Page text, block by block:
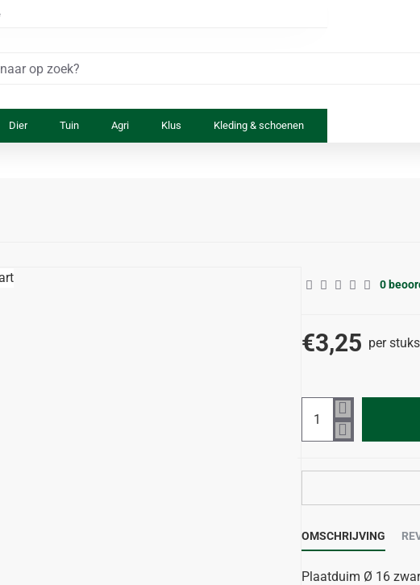
Dier Tuin Agri Klus Kleding & schoenen
0
€3,25 per stuks
OMSCHRIJVING
Plaatduim Ø 16